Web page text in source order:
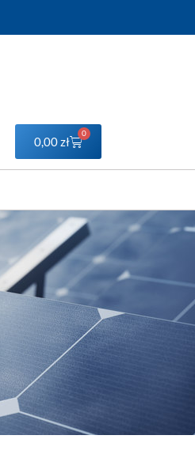
0,00zł
0